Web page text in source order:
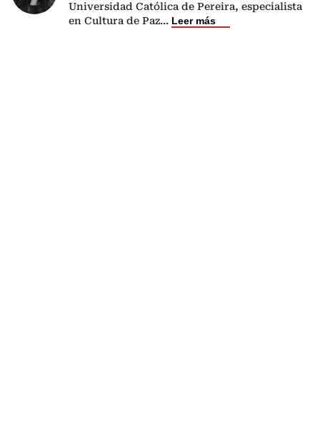
Universidad Católica de Pereira, especialista
en Cultura de Paz... Leer más